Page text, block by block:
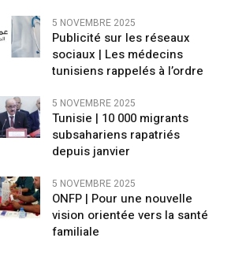
5 NOVEMBRE 2025
Publicité sur les réseaux
sociaux | Les médecins
tunisiens rappelés à l’ordre
5 NOVEMBRE 2025
Tunisie | 10 000 migrants
subsahariens rapatriés
depuis janvier
5 NOVEMBRE 2025
ONFP | Pour une nouvelle
vision orientée vers la santé
familiale